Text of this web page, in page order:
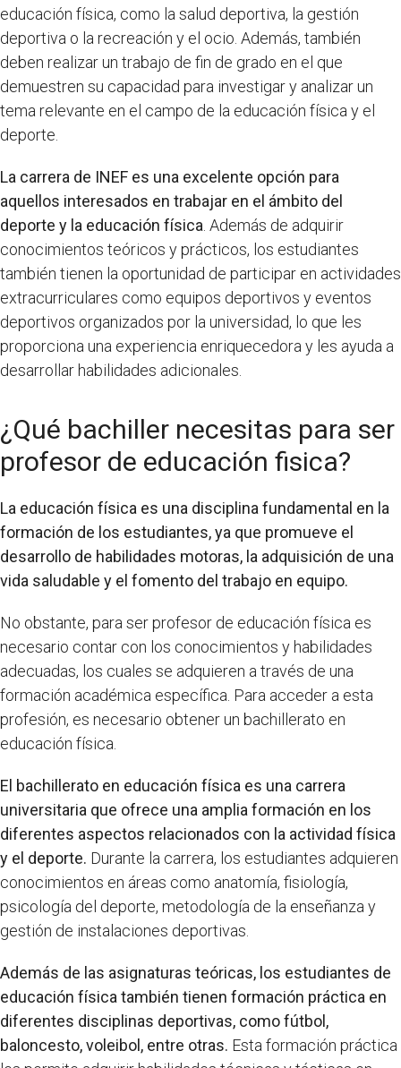
educación física, como la salud deportiva, la gestión
deportiva o la recreación y el ocio. Además, también
deben realizar un trabajo de fin de grado en el que
demuestren su capacidad para investigar y analizar un
tema relevante en el campo de la educación física y el
deporte.
La carrera de INEF es una excelente opción para
aquellos interesados en trabajar en el ámbito del
deporte y la educación física . Además de adquirir
conocimientos teóricos y prácticos, los estudiantes
también tienen la oportunidad de participar en actividades
extracurriculares como equipos deportivos y eventos
deportivos organizados por la universidad, lo que les
proporciona una experiencia enriquecedora y les ayuda a
desarrollar habilidades adicionales.
¿Qué bachiller necesitas para ser
profesor de educación fisica?
La educación física es una disciplina fundamental en la
formación de los estudiantes, ya que promueve el
desarrollo de habilidades motoras, la adquisición de una
vida saludable y el fomento del trabajo en equipo.
No obstante, para ser profesor de educación física es
necesario contar con los conocimientos y habilidades
adecuadas, los cuales se adquieren a través de una
formación académica específica. Para acceder a esta
profesión, es necesario obtener un bachillerato en
educación física.
El bachillerato en educación física es una carrera
universitaria que ofrece una amplia formación en los
diferentes aspectos relacionados con la actividad física
y el deporte. Durante la carrera, los estudiantes adquieren
conocimientos en áreas como anatomía, fisiología,
psicología del deporte, metodología de la enseñanza y
gestión de instalaciones deportivas.
Además de las asignaturas teóricas, los estudiantes de
educación física también tienen formación práctica en
diferentes disciplinas deportivas, como fútbol,
baloncesto, voleibol, entre otras. Esta formación práctica